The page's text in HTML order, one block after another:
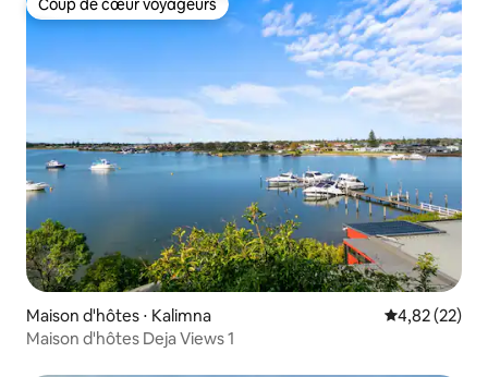
Coup de cœur voyageurs
Coup de cœur voyageurs
Maison d'hôtes ⋅ Kalimna Évaluation
4,82 (22)
Maison d'hôtes Deja Views 1